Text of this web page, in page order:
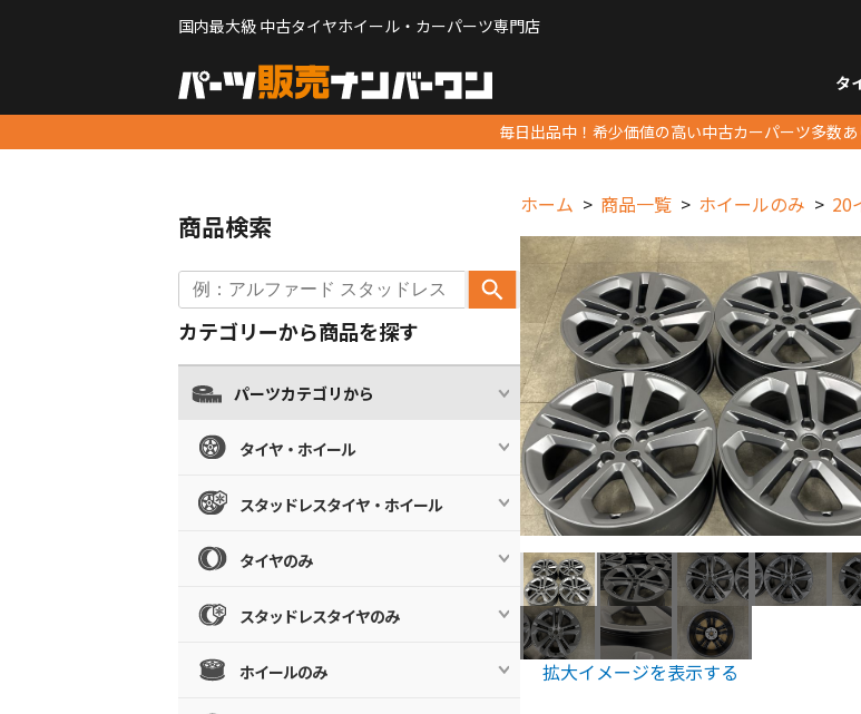
国内最大級 中古タイヤホイール・カーパーツ専門店
タ
毎日出品中！希少価値の高い中古カーパーツ多数あ
ホーム 商品一覧 ホイールのみ 20
拡大イメージを表示する
商品検索
カテゴリーから商品を探す
パーツカテゴリから
タイヤ・ホイール
スタッドレスタイヤ・ホイール
タイヤのみ
スタッドレスタイヤのみ
ホイールのみ